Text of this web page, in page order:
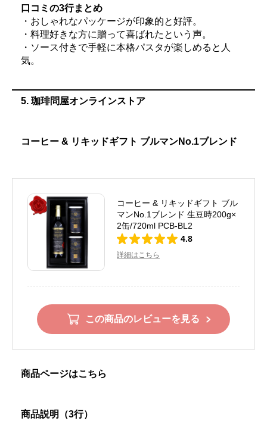
口コミの3行まとめ
・おしゃれなパッケージが印象的と好評。
・料理好きな方に贈って喜ばれたという声。
・ソース付きで手軽に本格パスタが楽しめると人
気。
5. 珈琲問屋オンラインストア
コーヒー & リキッドギフト ブルマンNo.1ブレンド
コーヒー & リキッドギフト ブル
マンNo.1ブレンド 生豆時200g×
2缶/720ml PCB-BL2
4.8
詳細はこちら
この商品のレビューを見る
商品ページはこちら
商品説明（3行）